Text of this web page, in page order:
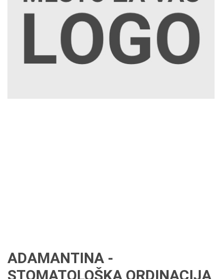
ADAMANTINA -
STOMATOLOŠKA ORDINACIJA